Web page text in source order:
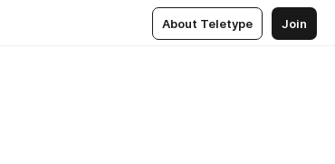
About Teletype Join